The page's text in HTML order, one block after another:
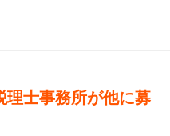
理士事務所が他に募